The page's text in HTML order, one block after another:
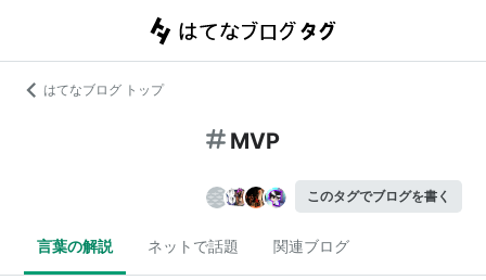
はてなブログ トップ
MVP
このタグでブログを書く
言葉の解説 ネットで話題 関連ブログ